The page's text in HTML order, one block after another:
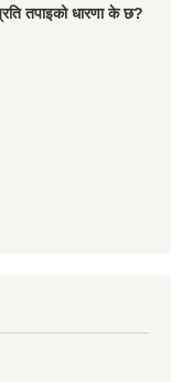
तपाइको धारणा के छ?